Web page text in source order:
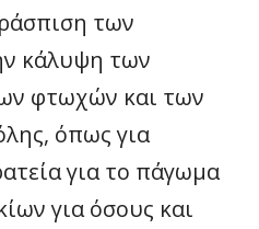
των
κάλυψη των
φτωχών και των
όπως για
για το πάγωμα
για όσους και